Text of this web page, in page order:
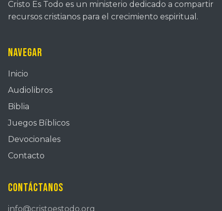
Cristo Es Todo es un ministerio dedicado a compartir
recursos cristianos para el crecimiento espiritual.
Navegar
Inicio
Audiolibros
Biblia
Juegos Bíblicos
Devocionales
Contacto
Contáctanos
info@cristoestodo.org